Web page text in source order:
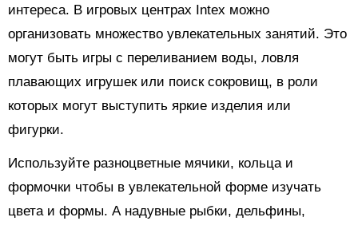
интереса. В игровых центрах Intex можно
организовать множество увлекательных занятий. Это
могут быть игры с переливанием воды, ловля
плавающих игрушек или поиск сокровищ, в роли
которых могут выступить яркие изделия или
фигурки.
Используйте разноцветные мячики, кольца и
формочки чтобы в увлекательной форме изучать
цвета и формы. А надувные рыбки, дельфины,